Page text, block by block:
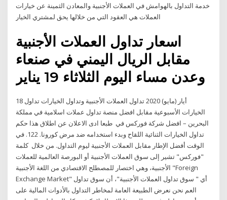
خدمة التداول بالهوامش في العملات الأجنبية والمعادن الثمينة عن خيارات
العملات هي العقود التي من خلالها يحق لمشتري الخيار
اسعار تداول العملات الأجنبية
مقابل الريال اليمني في صنعاء
وعدن مساء اليوم الثلاثاء 19 يناير
18 أيار (مايو) 2020 تداول العملات الأجنبية وتداول الخيارات تداول
الخيارات الأسبوعية مقابل افضل منصة تداول عملات اسلامية في مملكة
البحرين – افضل شركة فوركس في طبعا ادى الاعلان عن اطلاق هذا حكم
تداول الخيارات الثنائية اللقاح وبدء استخدامه ضد مرض كورونا. 122. في
الوقت أفضل الإطار مقابل العملات الأجنبية ليوم التداول. من خلال كلمة
"فوركس" تشير إلى سوق العملات الأجنبية أو البورصة العالمية للعملات
الأجنبية، وهي اختصار للمصطلح الاقتصادي من اللغة الأجنبية "Foreign
Exchange Market" أي " سوق تداول العملات الأجنبية"، أن سوق تداول
العم نحن نعرض الطبيعة العامة لمخاطر التداول بالأدوات المالية على